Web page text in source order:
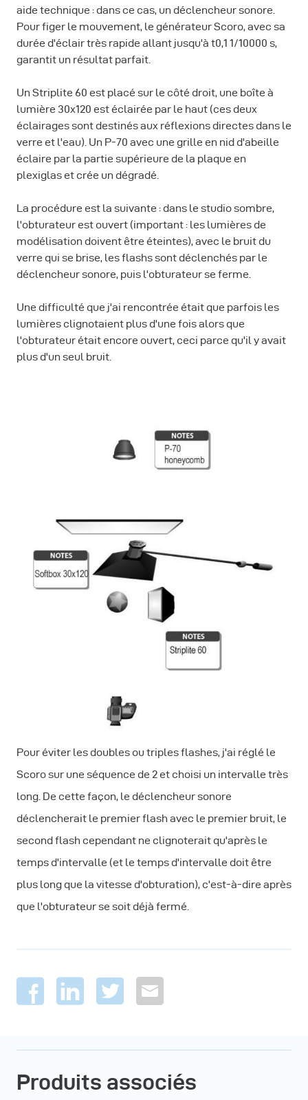
aide technique : dans ce cas, un déclencheur sonore.
Pour figer le mouvement, le générateur Scoro, avec sa
durée d'éclair très rapide allant jusqu'à t0,1 1/10000 s,
garantit un résultat parfait.
Un Striplite 60 est placé sur le côté droit, une boîte à
lumière 30x120 est éclairée par le haut (ces deux
éclairages sont destinés aux réflexions directes dans le
verre et l'eau). Un P-70 avec une grille en nid d'abeille
éclaire par la partie supérieure de la plaque en
plexiglas et crée un dégradé.
La procédure est la suivante : dans le studio sombre,
l'obturateur est ouvert (important : les lumières de
modélisation doivent être éteintes), avec le bruit du
verre qui se brise, les flashs sont déclenchés par le
déclencheur sonore, puis l'obturateur se ferme.
Une difficulté que j'ai rencontrée était que parfois les
lumières clignotaient plus d'une fois alors que
l'obturateur était encore ouvert, ceci parce qu'il y avait
plus d'un seul bruit.
Pour éviter les doubles ou triples flashes, j'ai réglé le
Scoro sur une séquence de 2 et choisi un intervalle très
long. De cette façon, le déclencheur sonore
déclencherait le premier flash avec le premier bruit, le
second flash cependant ne clignoterait qu'après le
temps d'intervalle (et le temps d'intervalle doit être
plus long que la vitesse d'obturation), c'est-à-dire après
que l'obturateur se soit déjà fermé.
Produits associés